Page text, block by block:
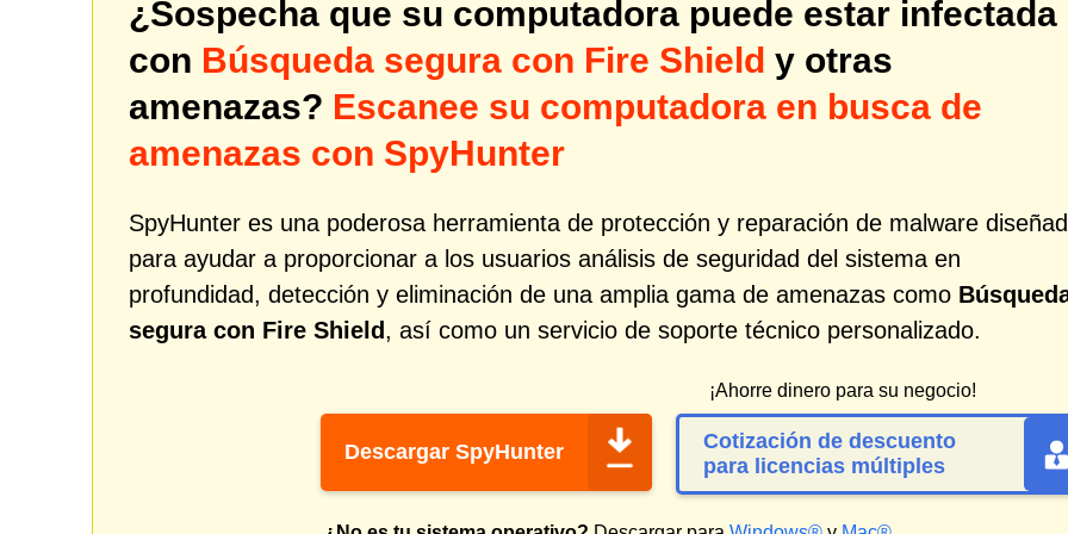
¿Sospecha que su computadora puede estar infectada
con Búsqueda segura con Fire Shield y otras
amenazas? Escanee su computadora en busca de
amenazas con SpyHunter
SpyHunter es una poderosa herramienta de protección y reparación de malware
para ayudar a proporcionar a los usuarios análisis de seguridad del sistema en
profundidad, detección y eliminación de una amplia gama de amenazas como
segura con Fire Shield, así como un servicio de soporte técnico personalizado.
Descargar SpyHunter
¡Ahorre dinero para su negocio!
Cotización de descuento
para licencias múltiples